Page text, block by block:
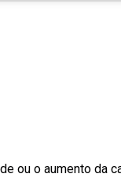
ou o aumento da